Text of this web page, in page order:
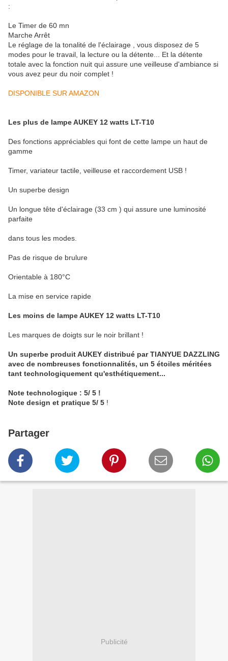
:
Le Timer de 60 mn
Marche Arrêt
Le réglage de la tonalité de l'éclairage , vous disposez de 5
modes pour le travail, la lecture ou la détente... Et la détente
totale avec la fonction nuit qui assure une veilleuse d'ambiance si
vous avez peur du noir complet !
DISPONIBLE SUR AMAZON
Les plus de lampe AUKEY 12 watts LT-T10
Des fonctions appréciables qui font de cette lampe un haut de
gamme
Timer, variateur tactile, veilleuse et raccordement USB !
Un superbe design
Un longue tête d'éclairage (33 cm ) qui assure une luminosité
parfaite
dans tous les modes.
Pas de risque de brulure
Orientable à 180°C
La mise en service rapide
Les moins de lampe AUKEY 12 watts LT-T10
Les marques de doigts sur le noir brillant !
Un superbe produit AUKEY distribué par TIANYUE DAZZLING
avec de nombreuses fonctionnalités, un 5 étoiles méritées
tant technologiquement qu'esthétiquement...
Note technologique : 5/ 5 !
Note design et pratique 5/ 5 !
Partager
Publicité